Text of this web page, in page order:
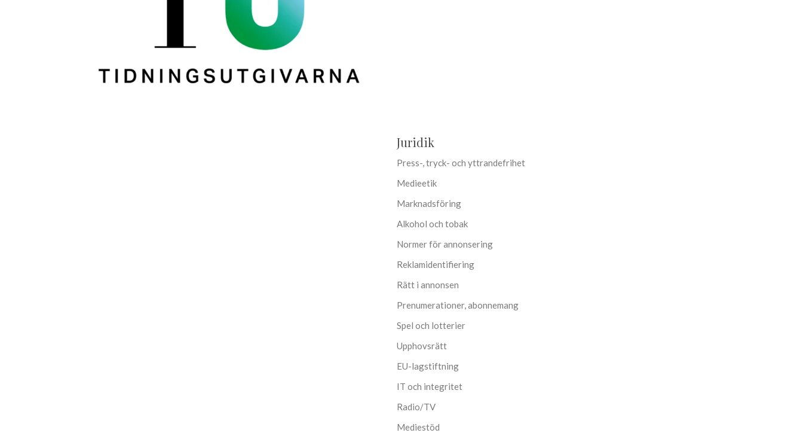
Juridik
Press-, tryck- och yttrandefrihet
Medieetik
Marknadsföring
Alkohol och tobak
Normer för annonsering
Reklamidentifiering
Rätt i annonsen
Prenumerationer, abonnemang
Spel och lotterier
Upphovsrätt
EU-lagstiftning
IT och integritet
Radio/TV
Mediestöd